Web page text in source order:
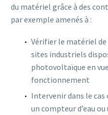
du matériel grâce à des
par exemple amenés à :
Vérifier le matériel
sites industriels
photovoltaïque en
fonctionnement
Intervenir dans le cas
un compteur d’eau